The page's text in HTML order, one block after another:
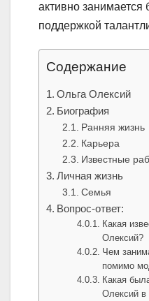
активно занимается
поддержкой
Содержание
Ольга Олексий
Биография
Ранняя жизнь
Карьера
Известные
Личная жизнь
Семья
Вопрос-ответ:
Какая
Олексий?
Чем
помимо
Какая
Олексий в